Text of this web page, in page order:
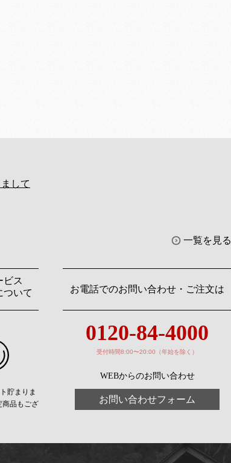
して
一覧を見る
ビス
ついて
貯まりま
商品もござ
お電話でのお問い合わせ・ご注文は
0120-84-4000
受付時間8:00〜20:00（年始を除く）
WEBからのお問い合わせ
お問い合わせフォーム